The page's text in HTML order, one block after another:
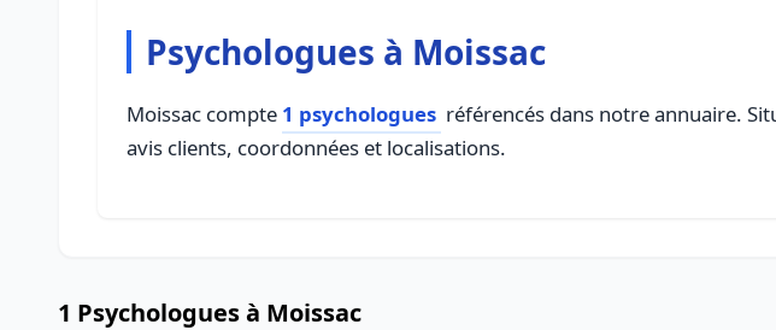
Psychologues à Moissac
Moissac compte 1 psychologues référencés dans notre annuaire.
avis clients, coordonnées et localisations.
1 Psychologues à Moissac